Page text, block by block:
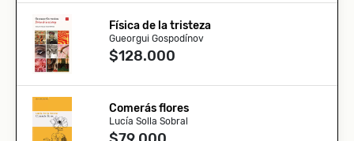
Física de la tristeza
Gueorgui Gospodínov
$128.000
Comerás flores
Lucía Solla Sobral